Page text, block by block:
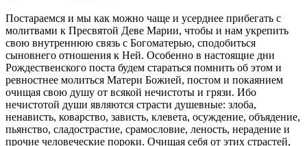
Постараемся и мы как можно чаще и усерднее прибегать с
молитвами к Пресвятой Деве Марии, чтобы и нам укрепить
свою внутреннюю связь с Богоматерью, сподобиться
сыновнего отношения к Ней. Особенно в настоящие дни
Рождественского поста будем стараться помнить об этом и
ревностнее молиться Матери Божией, постом и покаянием
очищая свою душу от всякой нечистоты и грязи. Ибо
нечистотой души являются страсти душевные: злоба,
ненависть, коварство, зависть, клевета, осуждение, объядение,
пьянство, сладострастие, срамословие, леность, нерадение и
прочие человеческие пороки. Очищая себя от этих страстей,